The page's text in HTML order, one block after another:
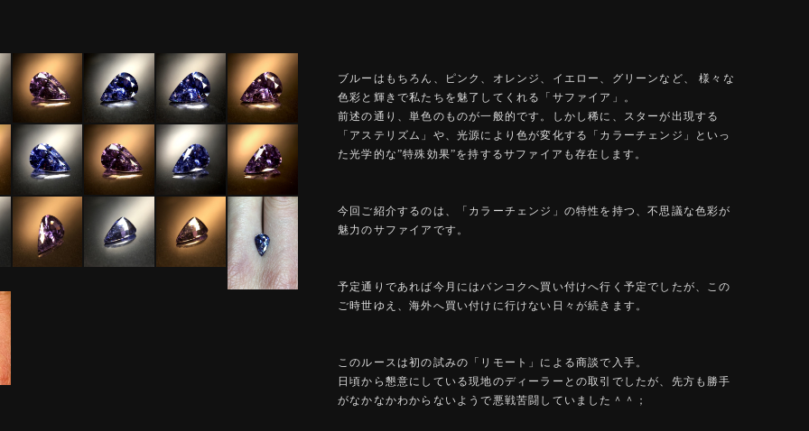
ブルーはもちろん、ピンク、オレンジ、イエロー、グリーンなど、 様々な
色彩と輝きで私たちを魅了してくれる「サファイア」。
前述の通り、単色のものが一般的です。しかし稀に、スターが出現する
「アステリズム」や、光源により色が変化する「カラーチェンジ」といっ
た光学的な”特殊効果”を持するサファイアも存在します。
今回ご紹介するのは、「カラーチェンジ」の特性を持つ、不思議な色彩が
魅力のサファイアです。
予定通りであれば今月にはバンコクへ買い付けへ行く予定でしたが、この
ご時世ゆえ、海外へ買い付けに行けない日々が続きます。
このルースは初の試みの「リモート」による商談で入手。
日頃から懇意にしている現地のディーラーとの取引でしたが、先方も勝手
がなかなかわからないようで悪戦苦闘していました＾＾；